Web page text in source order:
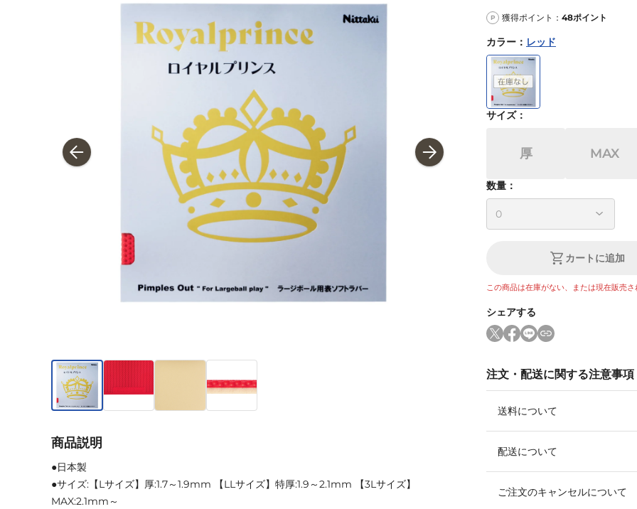
P 獲得ポイント： 48ポイント
カラー ： レッド
サイズ：
厚 MAX
数量：
カートに追加
この商品は在庫がない、または現在販売さ
シェアする
注文・配送に関する注意事項
送料について
配送について
ご注文のキャンセルについて
商品説明
●日本製
●サイズ:【Lサイズ】厚:1.7～1.9mm 【LLサイズ】特厚:1.9～2.1mm 【3Lサイズ】
MAX:2.1mm～